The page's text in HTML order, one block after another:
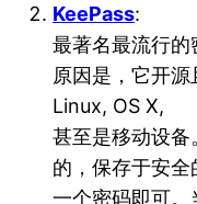
KeePass:
最著名最流行
原因是，它开
Linux, OS X,
甚至是移动设
的，保存于安
一个密码即可。